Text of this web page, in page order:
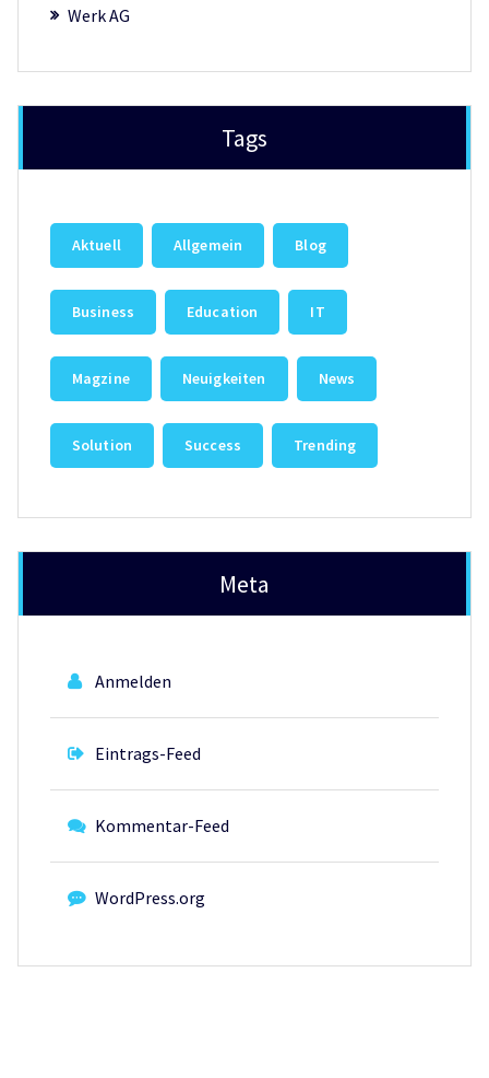
Werk AG
Tags
Aktuell Allgemein Blog
Business Education IT
Magzine Neuigkeiten News
Solution Success Trending
Meta
Anmelden
Eintrags-Feed
Kommentar-Feed
WordPress.org